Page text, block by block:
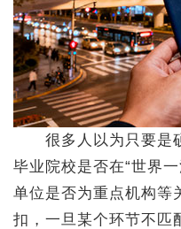
很多人以为只要是硕
毕业院校是否在“世界
单位是否为重点机构等
扣，一旦某个环节不匹